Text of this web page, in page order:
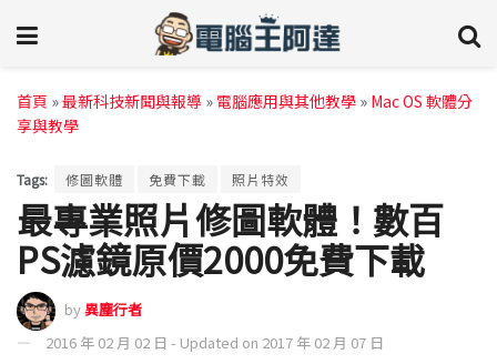
首頁 »最新科技新聞與報導 » 電腦應用與其他教學 » Mac OS 軟體分
享與教學
Tags: 修圖軟體 免費下載 照片特效
最專業照片修圖軟體！數百
PS濾鏡原價2000免費下載
by異塵行者
2016 年 02 月 02 日 - Updated on 2017 年 02 月 07 日